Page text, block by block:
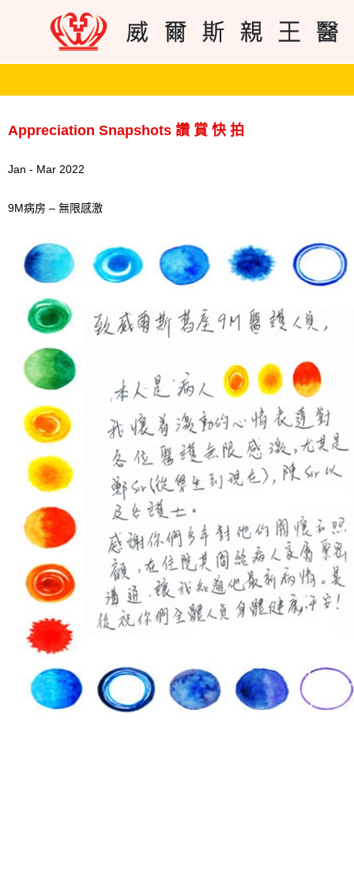
Appreciation Snapshots 讚 賞 快 拍
Jan - Mar 2022
9M病房 – 無限感激